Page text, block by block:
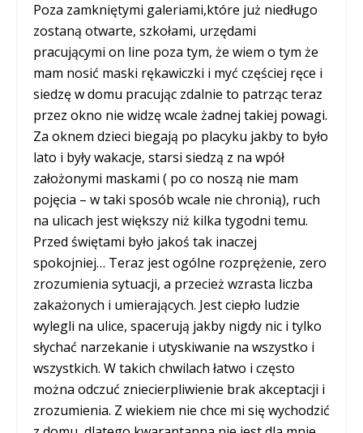
Poza zamkniętymi galeriami,które już niedługo
zostaną otwarte, szkołami, urzędami
pracującymi on line poza tym, że wiem o tym że
mam nosić maski rękawiczki i myć częściej ręce i
siedzę w domu pracując zdalnie to patrząc teraz
przez okno nie widzę wcale żadnej takiej powagi.
Za oknem dzieci biegają po placyku jakby to było
lato i były wakacje, starsi siedzą z na wpół
założonymi maskami ( po co noszą nie mam
pojęcia – w taki sposób wcale nie chronią), ruch
na ulicach jest większy niż kilka tygodni temu.
Przed świętami było jakoś tak inaczej
spokojniej… Teraz jest ogólne rozprężenie, zero
zrozumienia sytuacji, a przecież wzrasta liczba
zakażonych i umierających. Jest ciepło ludzie
wylegli na ulice, spacerują jakby nigdy nic i tylko
słychać narzekanie i utyskiwanie na wszystko i
wszystkich. W takich chwilach łatwo i często
można odczuć zniecierpliwienie brak akceptacji i
zrozumienia. Z wiekiem nie chce mi się wychodzić